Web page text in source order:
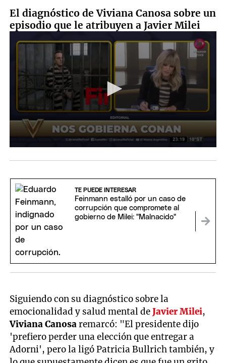
El diagnóstico de Viviana Canosa sobre un
episodio que le atribuyen a Javier Milei
TE PUEDE INTERESAR
Feinmann estalló por un caso de
corrupción que compromete al
gobierno de Milei: "Malnacido"
Siguiendo con su diagnóstico sobre la
emocionalidad y salud mental deJavier Milei,
Viviana Canosaremarcó: "El presidente dijo
'prefiero perder una elección que entregar a
Adorni', pero la ligó Patricia Bullrich también, y